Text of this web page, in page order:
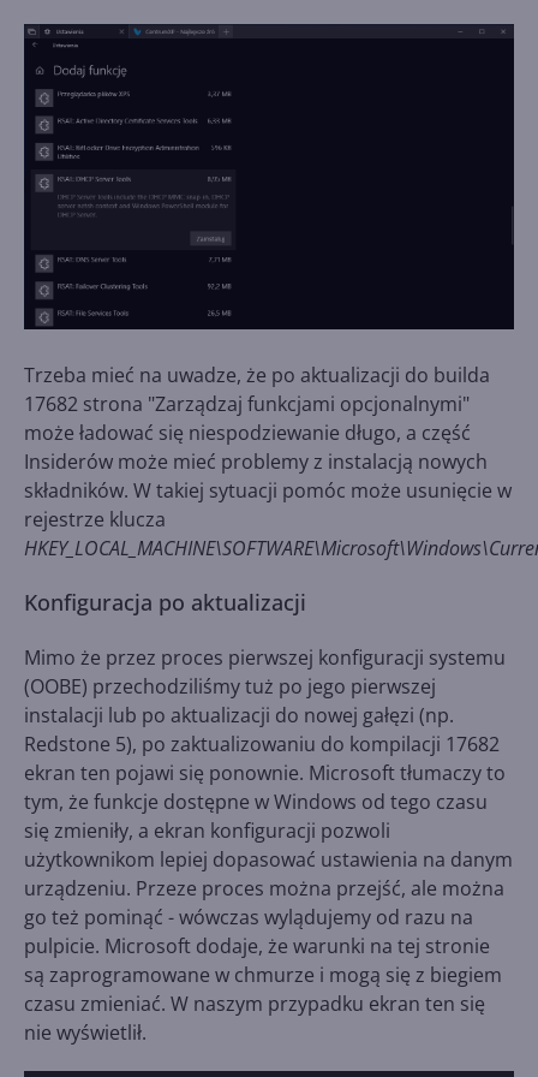
Trzeba mieć na uwadze, że po aktualizacji do builda
17682 strona "Zarządzaj funkcjami opcjonalnymi"
może ładować się niespodziewanie długo, a część
Insiderów może mieć problemy z instalacją nowych
składników. W takiej sytuacji pomóc może usunięcie w
rejestrze klucza
Konfiguracja po aktualizacji
Mimo że przez proces pierwszej konfiguracji systemu
(OOBE) przechodziliśmy tuż po jego pierwszej
instalacji lub po aktualizacji do nowej gałęzi (np.
Redstone 5), po zaktualizowaniu do kompilacji 17682
ekran ten pojawi się ponownie. Microsoft tłumaczy to
tym, że funkcje dostępne w Windows od tego czasu
się zmieniły, a ekran konfiguracji pozwoli
użytkownikom lepiej dopasować ustawienia na danym
urządzeniu. Przeze proces można przejść, ale można
go też pominąć - wówczas wylądujemy od razu na
pulpicie. Microsoft dodaje, że warunki na tej stronie
są zaprogramowane w chmurze i mogą się z biegiem
czasu zmieniać. W naszym przypadku ekran ten się
nie wyświetlił.